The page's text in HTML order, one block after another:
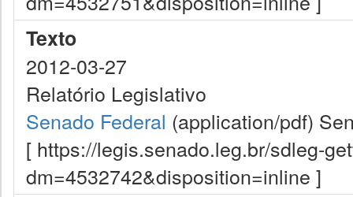
Texto
2012-03-27
Relatório Legislativo
Senado Federal (application/pdf)
[ https://legis.senado.leg.br/sdleg-
dm=4532742&disposition=inline ]